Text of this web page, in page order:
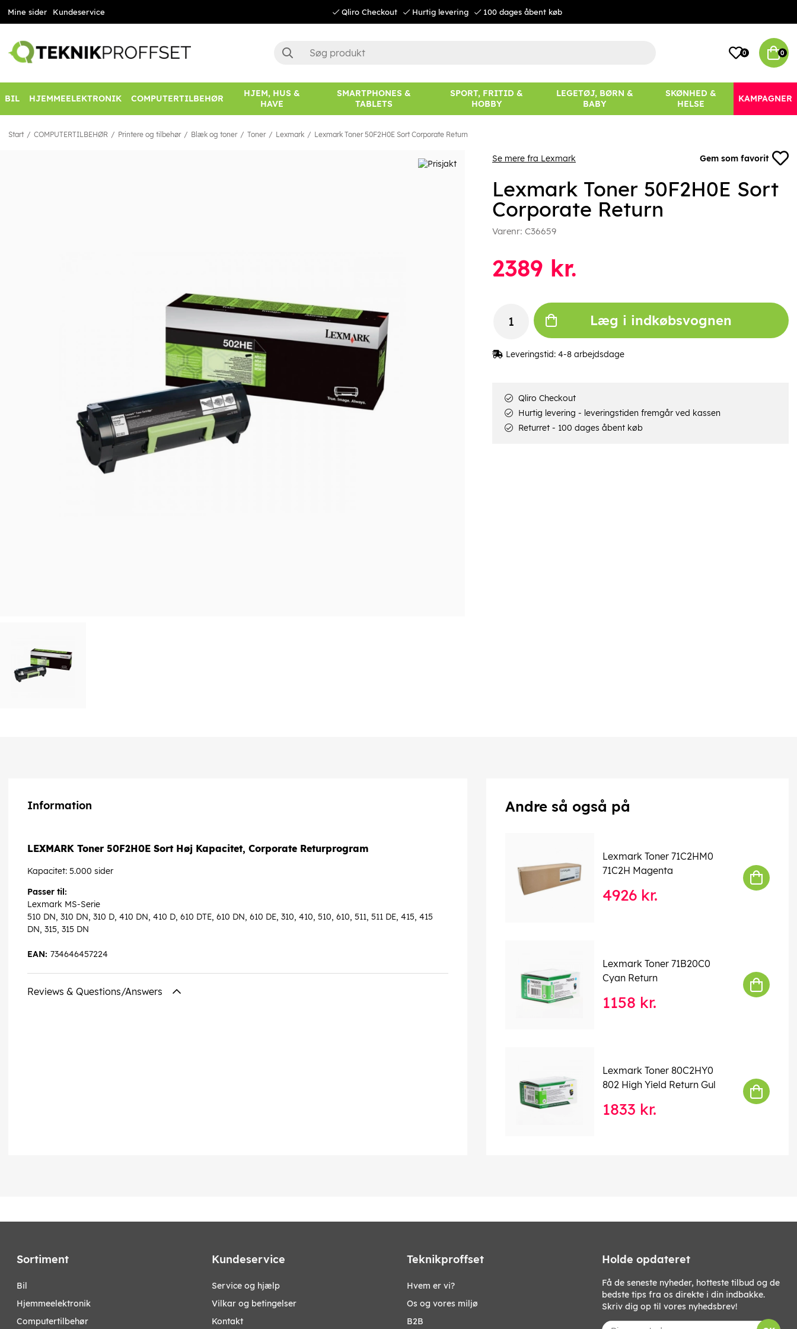
Mine sider Kundeservice Qliro Checkout Hurtig levering 100 dages åbent køb
0 0
BIL HJEMMEELEKTRONIK COMPUTERTILBEHØR
HJEM, HUS &
HAVE
SMARTPHONES &
TABLETS
SPORT, FRITID &
HOBBY
LEGETØJ, BØRN &
BABY
SKØNHED &
HELSE
KAMPAGNER
Start COMPUTERTILBEHØR Printere og tilbehør Blæk og toner Toner Lexmark Lexmark Toner 50F2H0E Sort Corporate Return
Se mere fra Lexmark Gem som favorit
Lexmark Toner 50F2H0E Sort
Corporate Return
Varenr: C36659
2389 kr.
Læg i indkøbsvognen
Leveringstid: 4-8 arbejdsdage
Qliro Checkout
Hurtig levering - leveringstiden fremgår ved kassen
Returret - 100 dages åbent køb
Information
LEXMARK Toner 50F2H0E Sort Høj Kapacitet, Corporate Returprogram
Kapacitet: 5.000 sider
Passer til:
Lexmark MS-Serie
510 DN, 310 DN, 310 D, 410 DN, 410 D, 610 DTE, 610 DN, 610 DE, 310, 410, 510, 610, 511, 511 DE, 415, 415
DN, 315, 315 DN
734646457224
EAN:
Reviews & Questions/Answers
Andre så også på
Lexmark Toner 71C2HM0
71C2H Magenta
4926 kr.
Lexmark Toner 71B20C0
Cyan Return
1158 kr.
Lexmark Toner 80C2HY0
802 High Yield Return Gul
1833 kr.
Sortiment
bil
hjemmeelektronik
computertilbehør
Kundeservice
Service og hjælp
Vilkar og betingelser
Kontakt
Teknikproffset
Hvem er vi?
Os og vores miljø
B2B
Holde opdateret
Få de seneste nyheder, hotteste tilbud og de
bedste tips fra os direkte i din indbakke.
Skriv dig op til vores nyhedsbrev!